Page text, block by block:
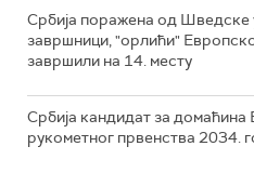
Србија поражена од Шведске
завршници, "орлићи"
завршили на 14. месту
Србија кандидат за домаћина
рукометног првенства 2034.